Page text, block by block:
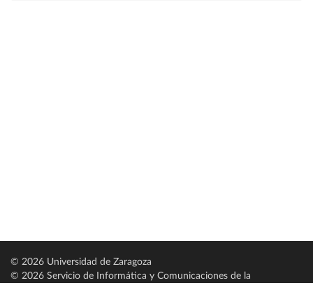
© 2026 Universidad de Zaragoza
© 2026 Servicio de Informática y Comunicaciones de la